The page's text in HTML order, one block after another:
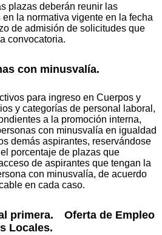
plazas deberán reunir las
la normativa vigente en la fecha
de admisión de solicitudes que
convocatoria.
con minusvalía.
para ingreso en Cuerpos y
y categorías de personal laboral,
a la promoción interna,
con minusvalía en igualdad
demás aspirantes, reservándose
porcentaje de plazas que
de aspirantes que tengan la
con minusvalía, de acuerdo
en cada caso.
primera. Oferta de Empleo
Locales.